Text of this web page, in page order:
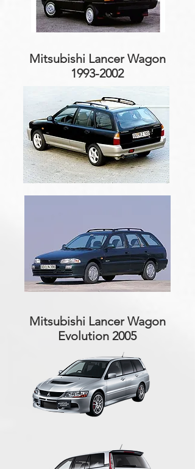
Mitsubishi Lancer Wagon
1993-2002
Mitsubishi Lancer Wagon
Evolution 2005